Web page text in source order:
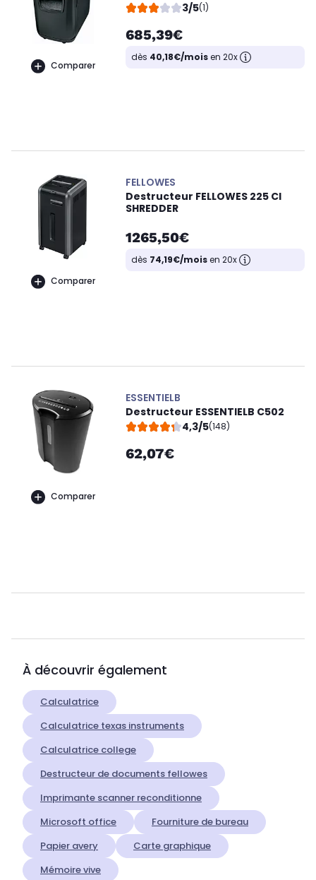
Comparer
3/5(1)
685,39€
dès 40,18€/moisen 20x
Comparer
FELLOWES
Destructeur FELLOWES 225 CI
SHREDDER
1265,50€
dès 74,19€/moisen 20x
Comparer
ESSENTIELB
Destructeur ESSENTIELB C502
4,3/5(148)
62,07€
À découvrir également
Calculatrice
Calculatrice texas instruments
Calculatrice college
Destructeur de documents fellowes
Imprimante scanner reconditionne
Microsoft office
Fourniture de bureau
Papier avery
Carte graphique
Mémoire vive